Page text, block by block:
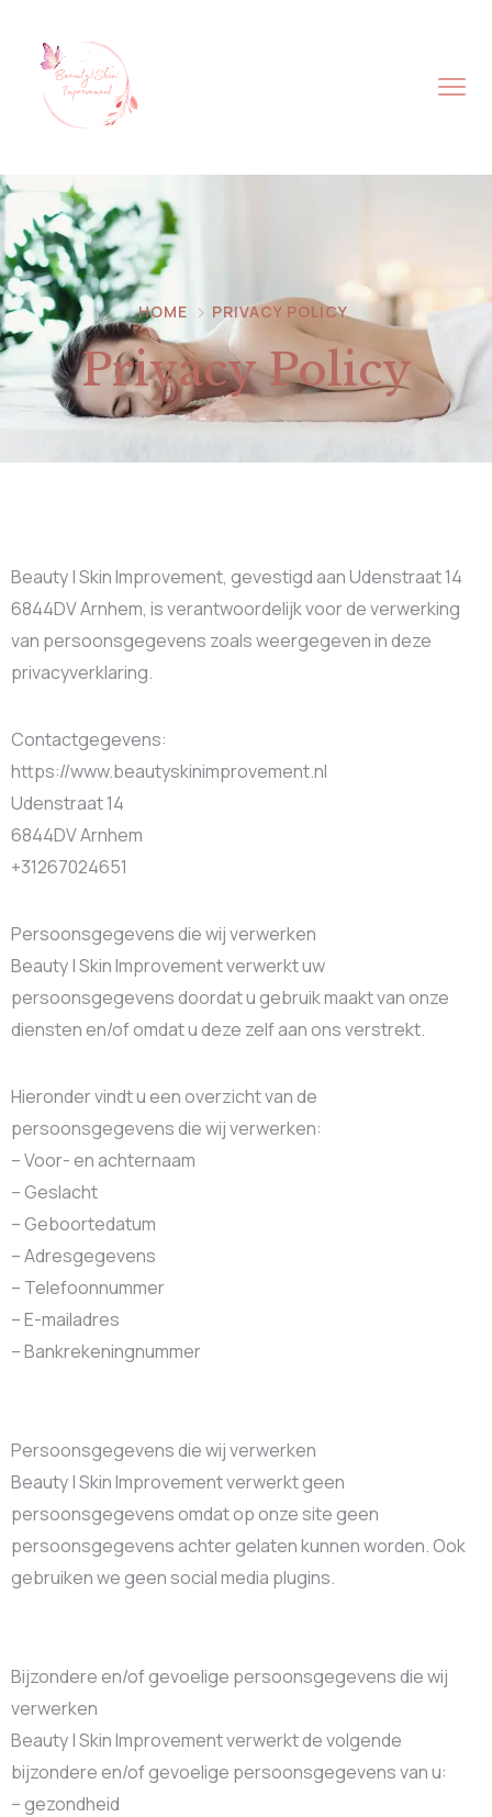
HOME PRIVACY POLICY
Privacy Policy
Beauty | Skin Improvement, gevestigd aan Udenstraat 14
6844DV Arnhem, is verantwoordelijk voor de verwerking
van persoonsgegevens zoals weergegeven in deze
privacyverklaring.
Contactgegevens:
https://www.beautyskinimprovement.nl
Udenstraat 14
6844DV Arnhem
+31267024651
Persoonsgegevens die wij verwerken
Beauty | Skin Improvement verwerkt uw
persoonsgegevens doordat u gebruik maakt van onze
diensten en/of omdat u deze zelf aan ons verstrekt.
Hieronder vindt u een overzicht van de
persoonsgegevens die wij verwerken:
– Voor- en achternaam
– Geslacht
– Geboortedatum
– Adresgegevens
– Telefoonnummer
– E-mailadres
– Bankrekeningnummer
Persoonsgegevens die wij verwerken
Beauty | Skin Improvement verwerkt geen
persoonsgegevens omdat op onze site geen
persoonsgegevens achter gelaten kunnen worden. Ook
gebruiken we geen social media plugins.
Bijzondere en/of gevoelige persoonsgegevens die wij
verwerken
Beauty | Skin Improvement verwerkt de volgende
bijzondere en/of gevoelige persoonsgegevens van u:
– gezondheid